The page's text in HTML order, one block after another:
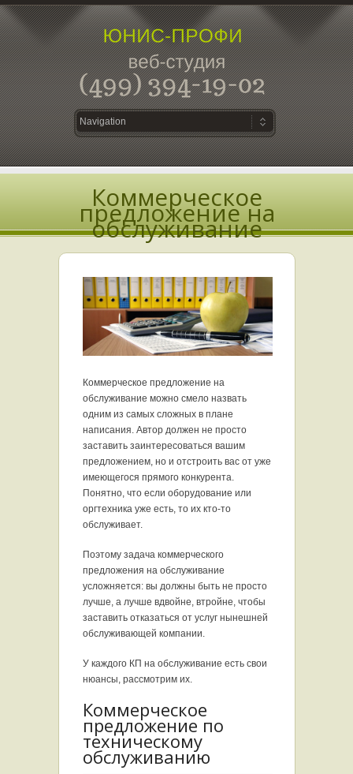
Коммерческое
предложение на
обслуживание
Коммерческое предложение на
обслуживание можно смело назвать
одним из самых сложных в плане
написания. Автор должен не просто
заставить заинтересоваться вашим
предложением, но и отстроить вас от уже
имеющегося прямого конкурента.
Понятно, что если оборудование или
оргтехника уже есть, то их кто-то
обслуживает.
Поэтому задача коммерческого
предложения на обслуживание
усложняется: вы должны быть не просто
лучше, а лучше вдвойне, втройне, чтобы
заставить отказаться от услуг нынешней
обслуживающей компании.
У каждого КП на обслуживание есть свои
нюансы, рассмотрим их.
Коммерческое
предложение по
техническому
обслуживанию